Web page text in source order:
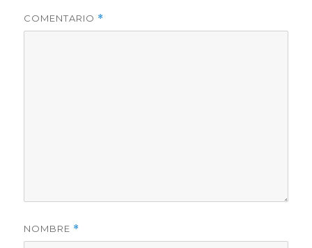
COMENTARIO *
NOMBRE *